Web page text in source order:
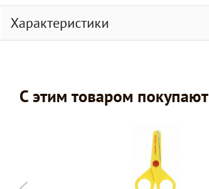
Характеристики
С этим товаром покупают